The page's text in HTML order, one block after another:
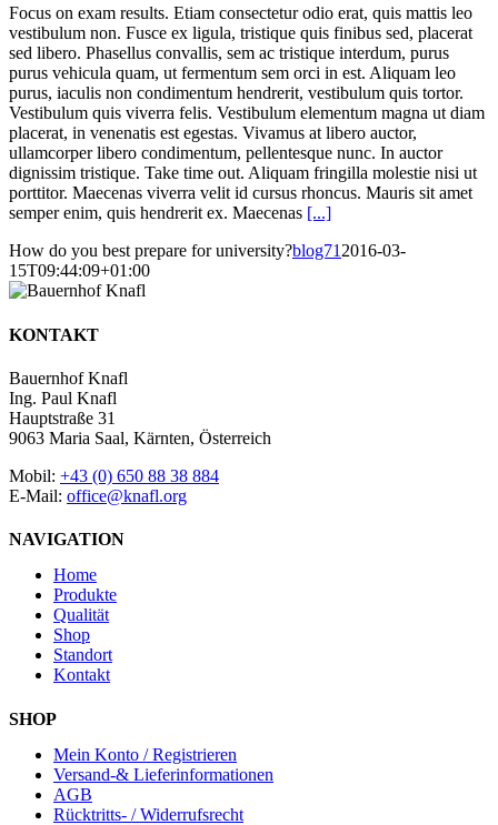
Focus on exam results. Etiam consectetur odio erat, quis mattis leo
vestibulum non. Fusce ex ligula, tristique quis finibus sed, placerat
sed libero. Phasellus convallis, sem ac tristique interdum, purus
purus vehicula quam, ut fermentum sem orci in est. Aliquam leo
purus, iaculis non condimentum hendrerit, vestibulum quis tortor.
Vestibulum quis viverra felis. Vestibulum elementum magna ut diam
placerat, in venenatis est egestas. Vivamus at libero auctor,
ullamcorper libero condimentum, pellentesque nunc. In auctor
dignissim tristique. Take time out. Aliquam fringilla molestie nisi ut
porttitor. Maecenas viverra velit id cursus rhoncus. Mauris sit amet
semper enim, quis hendrerit ex. Maecenas [...]
How do you best prepare for university?blog71 2016-03-
15T09:44:09+01:00
KONTAKT
Bauernhof Knafl
Ing. Paul Knafl
Hauptstraße 31
9063 Maria Saal, Kärnten, Österreich
Mobil: +43 (0) 650 88 38 884
E-Mail: office@knafl.org
NAVIGATION
Home
Produkte
Qualität
Shop
Standort
Kontakt
SHOP
Mein Konto / Registrieren
Versand-& Lieferinformationen
AGB
Rücktritts- / Widerrufsrecht